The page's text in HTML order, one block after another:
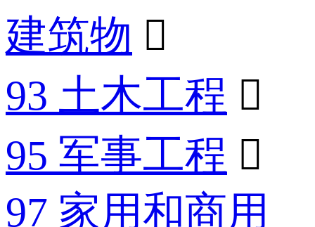
建筑物 
93 土木工程 
95 军事工程 
97 家用和商用